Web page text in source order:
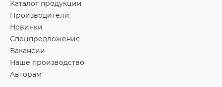
Каталог продукции
Производители
Новинки
Спецпредложения
Вакансии
Наше производство
Авторам